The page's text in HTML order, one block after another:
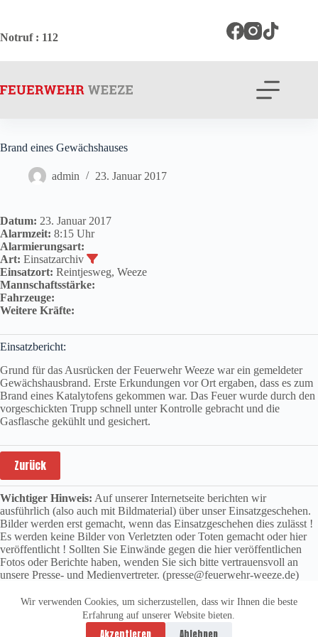
springen
Wir verwenden Cookies, um sicherzustellen, dass wir Ihnen die beste
Erfahrung auf unserer Website bieten.
Notruf: 112
Brand eines Gewächshauses
admin 23. Januar 2017
Datum: 23. Januar 2017
Alarmzeit: 8:15 Uhr
Alarmierungsart:
Art: Einsatzarchiv
Einsatzort: Reintjesweg, Weeze
Mannschaftsstärke:
Fahrzeuge:
Weitere Kräfte:
Einsatzbericht:
Grund für das Ausrücken der Feuerwehr Weeze war ein gemeldeter
Gewächshausbrand. Erste Erkundungen vor Ort ergaben, dass es zum
Brand eines Katalytofens gekommen war. Das Feuer wurde durch den
vorgeschickten Trupp schnell unter Kontrolle gebracht und die
Gasflasche gekühlt und gesichert.
Zurück
Wichtiger Hinweis: Auf unserer Internetseite berichten wir
ausführlich (also auch mit Bildmaterial) über unser Einsatzgeschehen.
Bilder werden erst gemacht, wenn das Einsatzgeschehen dies zulässt !
Es werden keine Bilder von Verletzten oder Toten gemacht oder hier
veröffentlicht ! Sollten Sie Einwände gegen die hier veröffentlichen
Fotos oder Berichte haben, wenden Sie sich bitte vertrauensvoll an
unsere Presse- und Medienvertreter. (presse@feuerwehr-weeze.de)
Datenschutzerklärung
Impressum